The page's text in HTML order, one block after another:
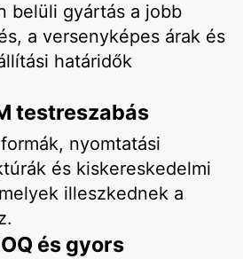
belüli gyártás a jobb
a versenyképes árak és
határidők
testreszabás
nyomtatási
és kiskereskedelmi
illeszkednek a
és gyors